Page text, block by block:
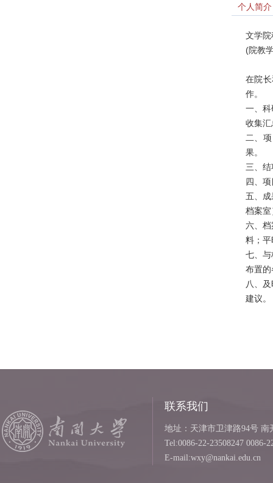
个人简介
文学
(院教
在院
作。
一、
收集
二、
果。
三、
四、
五、
档案
六、
料；
七、
布置
八、
建议。
联系我们
地址：天津市卫津路94号 南
Tel:0086-22-23508247 0086-
E-mail:wxy@nankai.edu.cn